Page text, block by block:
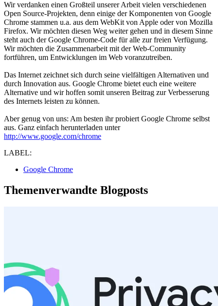
Wir verdanken einen Großteil unserer Arbeit vielen verschiedenen
Open Source-Projekten, denn einige der Komponenten von Google
Chrome stammen u.a. aus dem WebKit von Apple oder von Mozilla
Firefox. Wir möchten diesen Weg weiter gehen und in diesem Sinne
steht auch der Google Chrome-Code für alle zur freien Verfügung.
Wir möchten die Zusammenarbeit mit der Web-Community
fortführen, um Entwicklungen im Web voranzutreiben.
Das Internet zeichnet sich durch seine vielfältigen Alternativen und
durch Innovation aus. Google Chrome bietet euch eine weitere
Alternative und wir hoffen somit unseren Beitrag zur Verbesserung
des Internets leisten zu können.
Aber genug von uns: Am besten ihr probiert Google Chrome selbst
aus. Ganz einfach herunterladen unter
http://www.google.com/chrome
LABEL:
Google Chrome
Themenverwandte Blogposts